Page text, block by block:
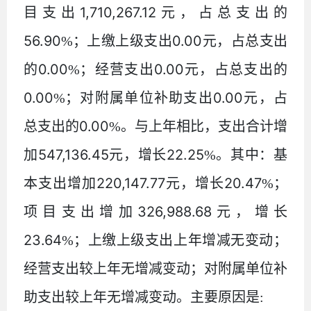
目支出 1,710,267.12 元，占总支出的
56.90%； 上缴上级支出0.00元，占总支出
的0.00%； 经营支出0.00元，占总支出的
0.00%； 对附属单位补助支出0.00元，占
总支出的0.00%。 与上年相比，支出合计增
加547,136.45元，增长22.25%。 其中：基
本支出增加220,147.77元，增长20.47%；
项目支出增加 326,988.68 元，增长
23.64%；
上缴上级支出上年增减无变动；
经营支出较上年无增减变动； 对附属单位补
助支出较上年无增减变动。主要原因是: